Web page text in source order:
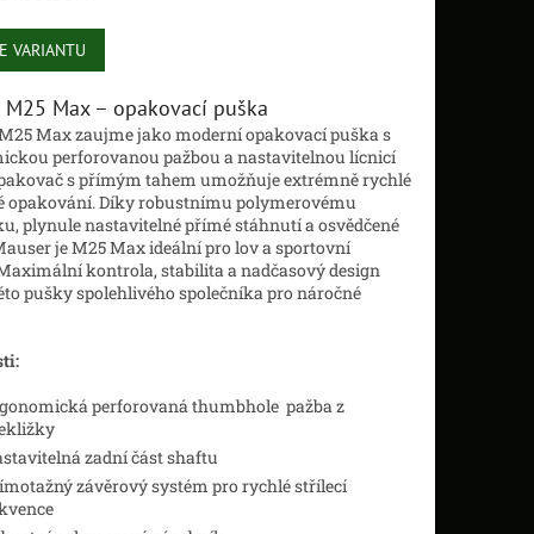
VARIANTU
M25 Max – opakovací puška
Max zaujme jako moderní opakovací puška s
perforovanou pažbou a nastavitelnou lícnicí
s přímým tahem umožňuje extrémně rychlé
opakování. Díky robustnímu polymerovému
plynule nastavitelné přímé stáhnutí a osvědčené
je M25 Max ideální pro lov a sportovní
kontrola, stabilita a nadčasový design
pušky spolehlivého společníka pro náročné
perforovaná thumbhole pažba z
zadní část shaftu
závěrový systém pro rychlé střílecí